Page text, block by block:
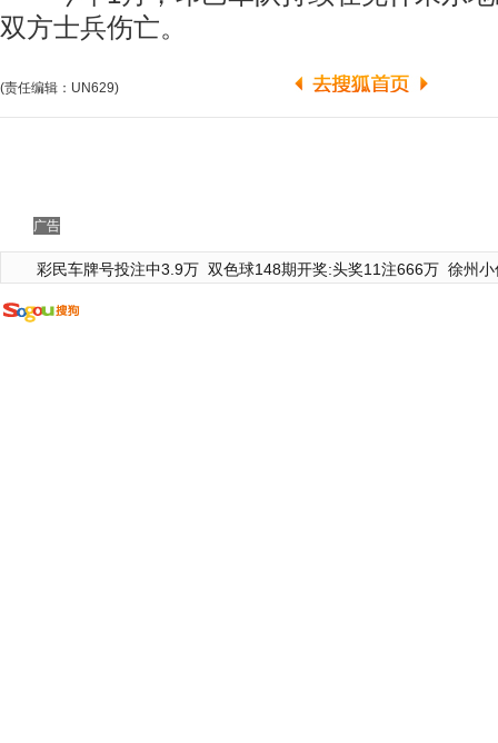
双方士兵伤亡。
(责任编辑：UN629)
广告
彩民车牌号投注中3.9万 双色球148期开奖:头奖11注666万 徐州